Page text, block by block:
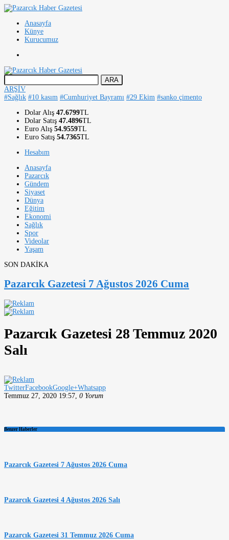
Anasayfa
Künye
Kurucumuz
ARŞİV
#Sağlık #10 kasım #Cumhuriyet Bayramı #29 Ekim #sanko çimento
Dolar Alış 47.6799TL
Dolar Satış 47.4896TL
Euro Alış 54.9559TL
Euro Satış 54.7365TL
Hesabım
Anasayfa
Pazarcık
Gündem
Siyaset
Dünya
Eğitim
Ekonomi
Sağlık
Spor
Videolar
Yaşam
SON DAKİKA
Pazarcık Gazetesi 7 Ağustos 2026 Cuma
Pazarcık Gazetesi 28 Temmuz 2020
Salı
TwitterFacebookGoogle+Whatsapp
Temmuz 27, 2020 19:57, 0 Yorum
Benzer Haberler
Pazarcık Gazetesi 7 Ağustos 2026 Cuma
Pazarcık Gazetesi 4 Ağustos 2026 Salı
Pazarcık Gazetesi 31 Temmuz 2026 Cuma